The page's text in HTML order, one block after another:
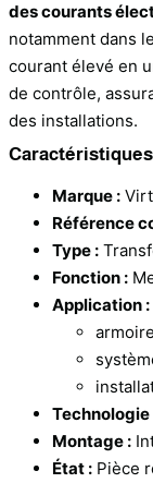
des courants
notamment dans
courant élevé en
de contrôle,
des installations.
Marque :
Référence
Type :
Fonction :
Application :
Technologie
Montage :
État : Pièce